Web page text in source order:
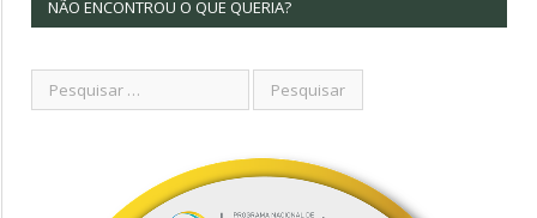
NÃO ENCONTROU O QUE QUERIA?